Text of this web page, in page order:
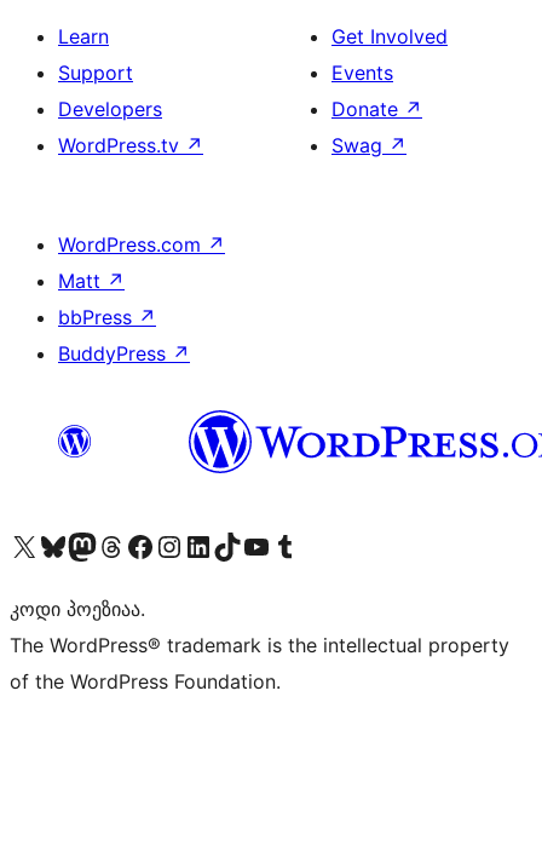
Learn
Support
Developers
WordPress.tv ↗
Get Involved
Events
Donate ↗
Swag ↗
WordPress.com ↗
Matt ↗
bbPress ↗
BuddyPress ↗
Visit our X (formerly Twitter) account
Visit our Bluesky account
Visit our Mastodon account
Visit our Threads account
Visit our Facebook page
Visit our Instagram account
Visit our LinkedIn account
Visit our TikTok account
Visit our YouTube channel
Visit our Tumblr account
კოდი პოეზიაა.
The WordPress® trademark is the intellectual property
of the WordPress Foundation.